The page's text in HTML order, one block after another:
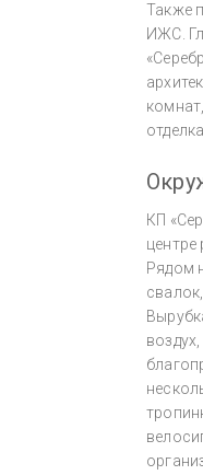
Также
ИЖС.
КП
центре
Рядом